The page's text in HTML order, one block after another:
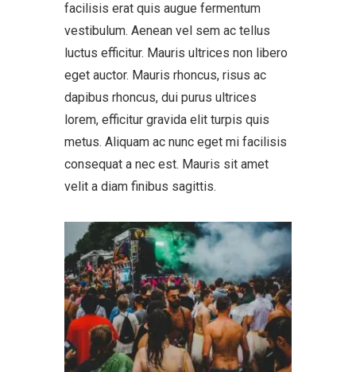
facilisis erat quis augue fermentum
vestibulum. Aenean vel sem ac tellus
luctus efficitur. Mauris ultrices non libero
eget auctor. Mauris rhoncus, risus ac
dapibus rhoncus, dui purus ultrices
lorem, efficitur gravida elit turpis quis
metus. Aliquam ac nunc eget mi facilisis
consequat a nec est. Mauris sit amet
velit a diam finibus sagittis.